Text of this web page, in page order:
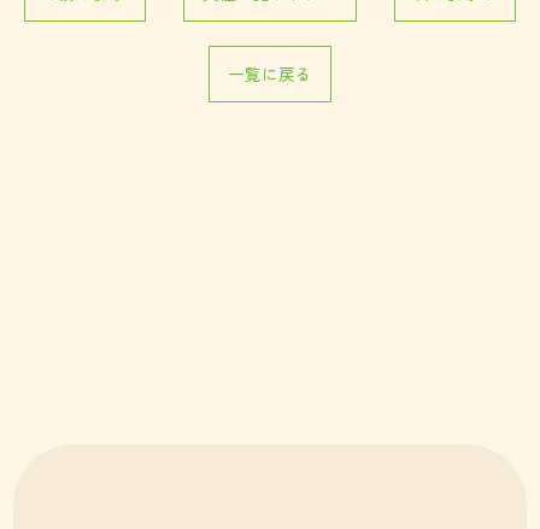
一覧に戻る
見学予約は公式LINEから